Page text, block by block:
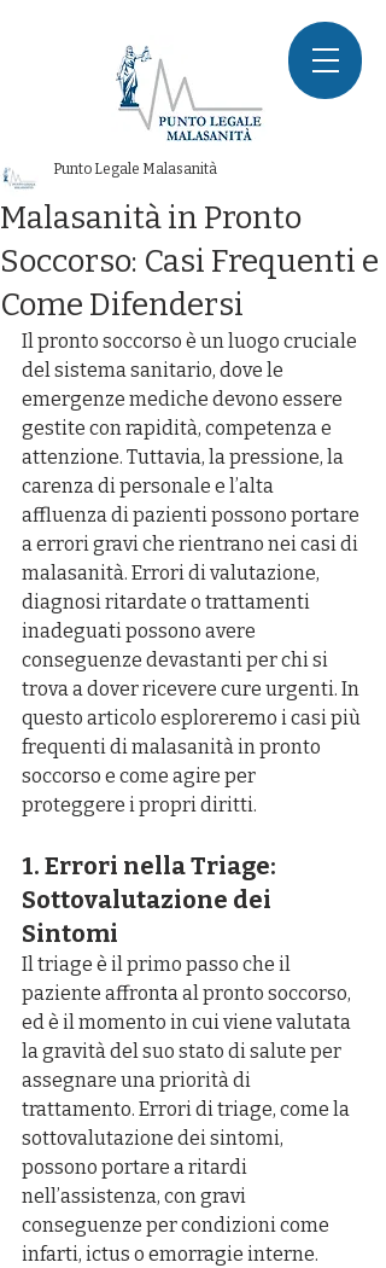
Malasanità in Pronto
Soccorso: Casi Frequenti e
Come Difendersi
Punto Legale Malasanità
Il pronto soccorso è un luogo cruciale
del sistema sanitario, dove le
emergenze mediche devono essere
gestite con rapidità, competenza e
attenzione. Tuttavia, la pressione, la
carenza di personale e l’alta
affluenza di pazienti possono portare
a errori gravi che rientrano nei casi di
malasanità. Errori di valutazione,
diagnosi ritardate o trattamenti
inadeguati possono avere
conseguenze devastanti per chi si
trova a dover ricevere cure urgenti. In
questo articolo esploreremo i casi più
frequenti di malasanità in pronto
soccorso e come agire per
proteggere i propri diritti.
1. Errori nella Triage:
Sottovalutazione dei
Sintomi
Il triage è il primo passo che il
paziente affronta al pronto soccorso,
ed è il momento in cui viene valutata
la gravità del suo stato di salute per
assegnare una priorità di
trattamento. Errori di triage, come la
sottovalutazione dei sintomi,
possono portare a ritardi
nell’assistenza, con gravi
conseguenze per condizioni come
infarti, ictus o emorragie interne.